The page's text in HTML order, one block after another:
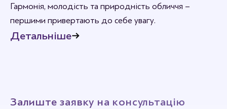
Гармонія, молодість та природність обличчя –
першими привертають до себе увагу.
Детальніше
Залиште заявку на консультацію